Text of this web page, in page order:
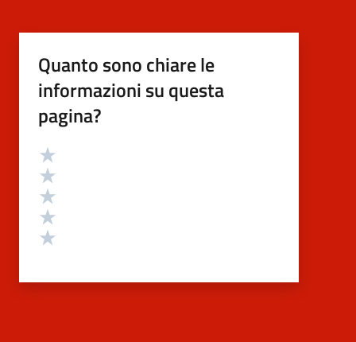
Quanto sono chiare le
informazioni su questa
pagina?
Valutazione